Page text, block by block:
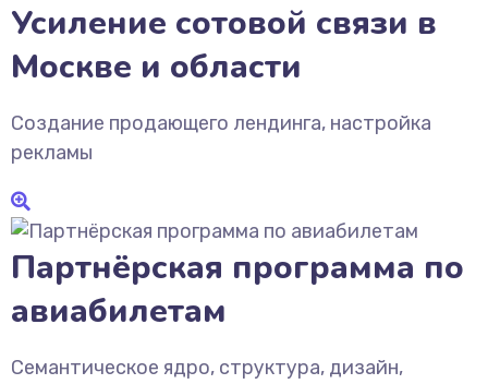
Усиление сотовой связи в
Москве и области
Создание продающего лендинга, настройка
рекламы
Партнёрская программа по
авиабилетам
Семантическое ядро, структура, дизайн,